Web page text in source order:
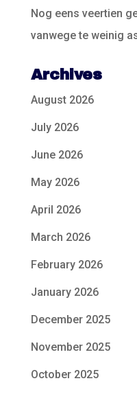
Nog eens veertien
vanwege te weinig
Archives
August 2026
July 2026
June 2026
May 2026
April 2026
March 2026
February 2026
January 2026
December 2025
November 2025
October 2025